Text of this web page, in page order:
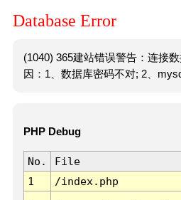
Database Error
(1040) 365建站错误警告：连接
因：1、数据库密码不对; 2、
PHP Debug
No. File
1
/index.php